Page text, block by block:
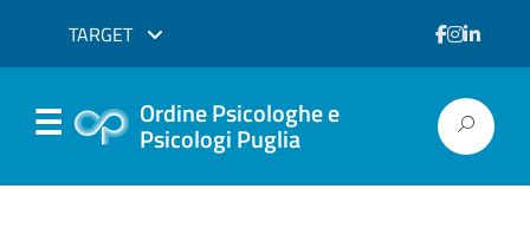
TARGET
Ordine Psicologhe e
Psicologi Puglia